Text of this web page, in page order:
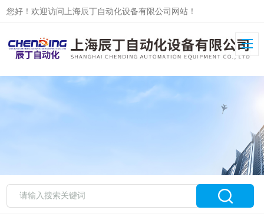
您好！欢迎访问上海辰丁自动化设备有限公司网站！